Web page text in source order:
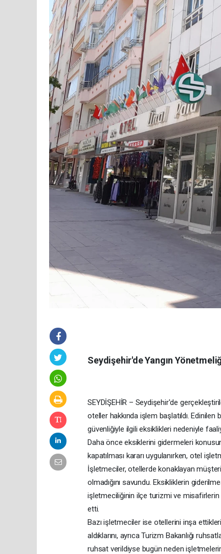
Seydişehir'de Yangın
SEYDİŞEHİR – Seydişehir'de
oteller hakkında işlem başlatıldı.
güvenliğiyle ilgili eksiklikleri nedeniyle
Daha önce eksiklerini gidermeleri
kapatılması kararı uygulanırken, otel
İşletmeciler, otellerde konaklayan
olmadığını savundu. Eksikliklerin
işletmeciliğinin ilçe turizmi ve misafirlerin
etti.
Bazı işletmeciler ise otellerini inşa
aldıklarını, ayrıca Turizm Bakanlığı
ruhsat verildiyse bugün neden